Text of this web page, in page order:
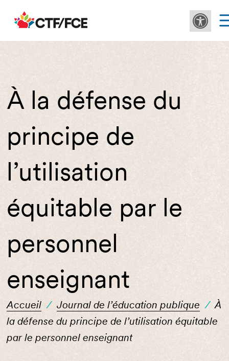
À la défense du
principe de
l’utilisation
équitable par le
personnel
enseignant
Accueil / Journal de l’éducation publique / À
la défense du principe de l’utilisation équitable
par le personnel enseignant